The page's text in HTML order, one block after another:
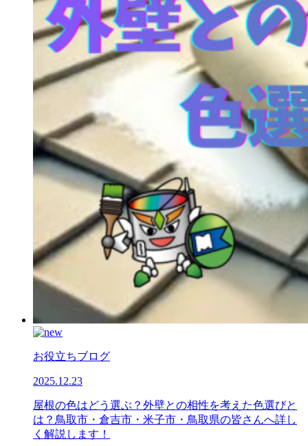
お役立ちブログ
2025.12.23
屋根の色はどう選ぶ？外壁との相性を考えた色選びと
は？鳥取市・倉吉市・米子市・鳥取県の皆さんへ詳し
く解説します！